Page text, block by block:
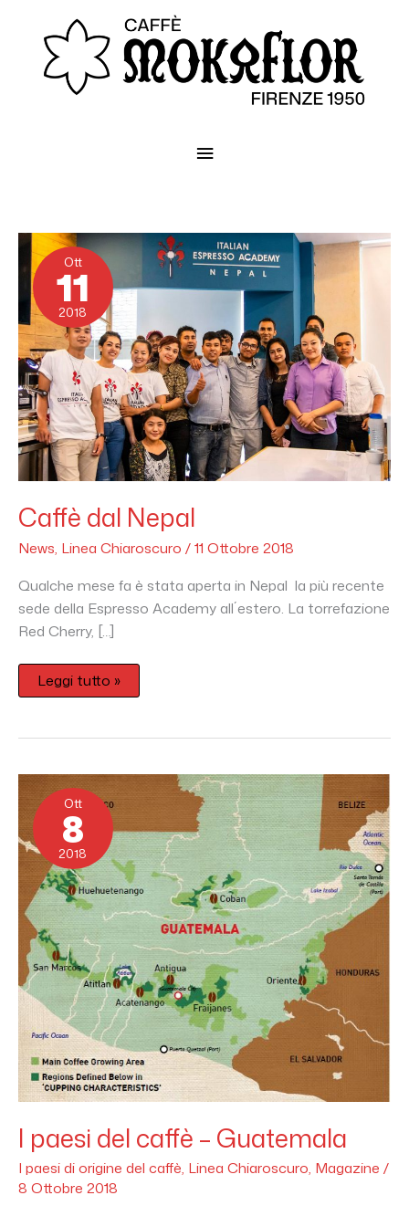
principale
Ott
11
2018
Caffè dal Nepal
News, Linea Chiaroscuro /11 Ottobre 2018
Qualche mese fa è stata aperta in Nepal la più recente
sede della Espresso Academy all´estero. La torrefazione
Red Cherry, […]
Caffè
dal
Nepal
Leggi tutto »
Ott
8
2018
I paesi del caffè – Guatemala
I paesi di origine del caffè, Linea Chiaroscuro, Magazine /
8 Ottobre 2018
I
paesi
del
caffè
Guatemala